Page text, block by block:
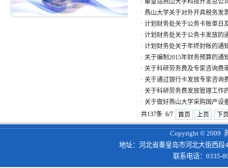
· 秦皇岛燕山大学科技开发总公
· 燕山大学关于对外开具税务发
· 计划财务处关于公务卡账单日
· 计划财务处关于公务卡发放的
· 计划财务处关于年终封帐的通
· 关于编制2015年财务预算的通
· 关于科研劳务费及专家咨询费
· 关于通过银行卡发放专家咨询
· 关于科研劳务费发放管理工作
· 关于做好燕山大学采购国产设
共137条 6/7
首页 上页 下
Copyright © 2009
地址：河北省秦皇岛市河北大街西段
联系电话：